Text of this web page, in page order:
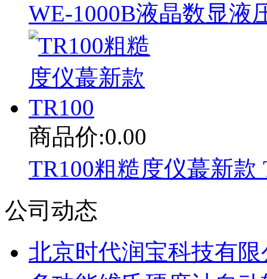
WE-1000B液晶数显液
商品价:0.00
TR100粗糙度仪蕞新款
公司动态
北京时代润宝科技有